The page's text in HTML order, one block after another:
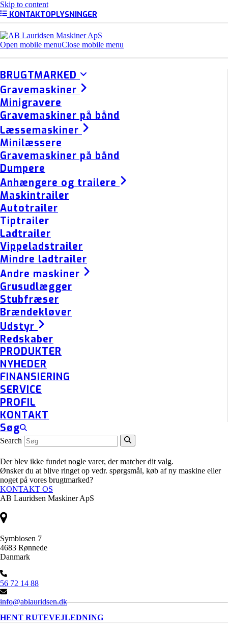
Skip to content
KONTAKTOPLYSNINGER
Open mobile menuClose mobile menu
BRUGTMARKED
Gravemaskiner
Minigravere
Gravemaskiner på bånd
Læssemaskiner
Minilæssere
Gravemaskiner på bånd
Dumpere
Anhængere og trailere
Maskintrailer
Autotrailer
Tiptrailer
Ladtrailer
Vippeladstrailer
Mindre ladtrailer
Andre maskiner
Grusudlægger
Stubfræser
Brændekløver
Udstyr
Redskaber
PRODUKTER
NYHEDER
FINANSIERING
SERVICE
PROFIL
KONTAKT
Søg
Search
Der blev ikke fundet nogle varer, der matcher dit valg.
Ønsker du at blive ringet op vedr. spørgsmål, køb af ny maskine eller
noget på vores brugtmarked?
KONTAKT OS
AB Lauridsen Maskiner ApS
Symbiosen 7
4683 Rønnede
Danmark
56 72 14 88
info@ablauridsen.dk
HENT RUTEVEJLEDNING